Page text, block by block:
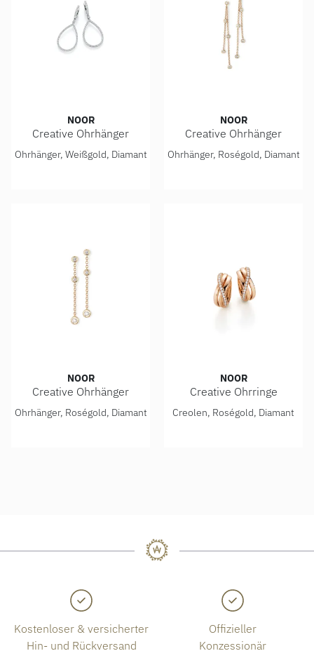
NOOR
Creative Ohrhänger
Noor Creative Ohrhänger, Ref: 15292-000-W5
Ohrhänger, Weißgold, Diamant
NOOR
Creative Ohrhänger
Noor Creative Ohrhänger,
Ohrhänger, Roségold, Diamant
NOOR
Creative Ohrhänger
Noor Creative Ohrhänger, Ref: 15400-000-R7
Ohrhänger, Roségold, Diamant
NOOR
Creative Ohrringe
Noor Creative Ohrringe,
Creolen, Roségold, Diamant
Kostenloser & versicherter
Hin- und Rückversand
Offizieller
Konzessionär